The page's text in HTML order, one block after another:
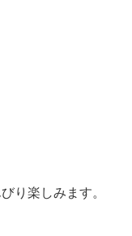
り楽しみます。